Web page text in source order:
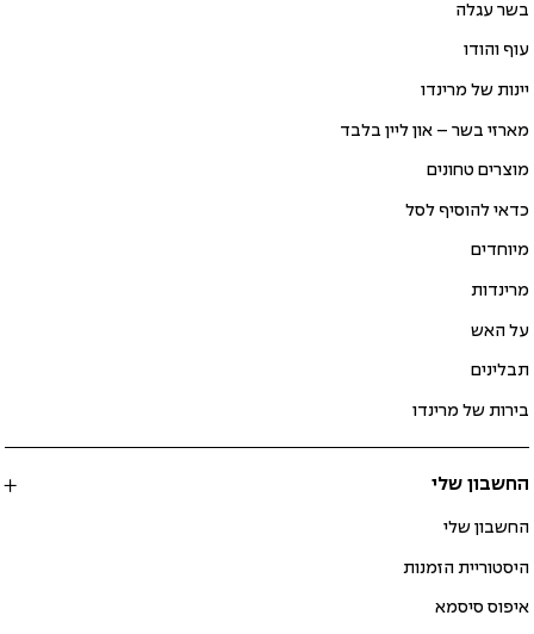
בשר עגלה
עוף והודו
יינות של מרינדו
מארזי בשר – און ליין בלבד
מוצרים טחונים
כדאי להוסיף לסל
מיוחדים
מרינדות
על האש
תבלינים
בירות של מרינדו
החשבון שלי
החשבון שלי
היסטוריית הזמנות
איפוס סיסמא